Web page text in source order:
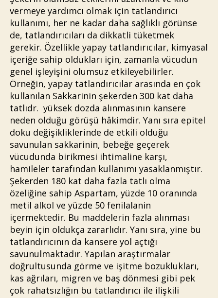
vermeye yardımcı olmak için tatlandırıcı
kullanımı, her ne kadar daha sağlıklı görünse
de, tatlandırıcıları da dikkatli tüketmek
gerekir. Özellikle yapay tatlandırıcılar, kimyasal
içeriğe sahip oldukları için, zamanla vücudun
genel işleyişini olumsuz etkileyebilirler.
Örneğin, yapay tatlandırıcılar arasında en çok
kullanılan Sakkarinin şekerden 300 kat daha
tatlıdr. yüksek dozda alınmasının kansere
neden olduğu görüşü hâkimdir. Yanı sıra epitel
doku değişikliklerinde de etkili olduğu
savunulan sakkarinin, bebeğe geçerek
vücudunda birikmesi ihtimaline karşı,
hamileler tarafından kullanımı yasaklanmıştır.
Şekerden 180 kat daha fazla tatlı olma
özeliğine sahip Aspartam, yüzde 10 oranında
metil alkol ve yüzde 50 fenilalanin
içermektedir. Bu maddelerin fazla alınması
beyin için oldukça zararlıdır. Yanı sıra, yine bu
tatlandırıcının da kansere yol açtığı
savunulmaktadır. Yapılan araştırmalar
doğrultusunda görme ve işitme bozuklukları,
kas ağrıları, migren ve baş dönmesi gibi pek
çok rahatsızlığın bu tatlandırıcı ile ilişkili